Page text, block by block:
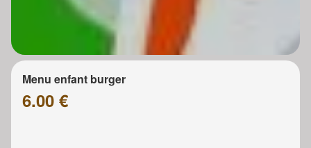
Menu enfant burger
6.00 €